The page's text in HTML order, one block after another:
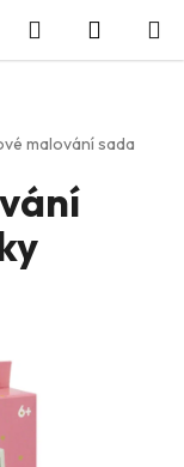
Hledat
KOŠÍK
malování sada